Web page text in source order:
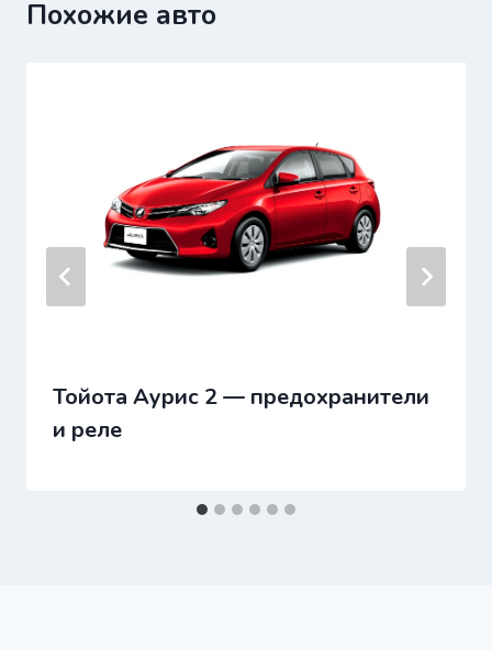
Похожие авто
Тойота Аурис 2 — предохранители
и реле